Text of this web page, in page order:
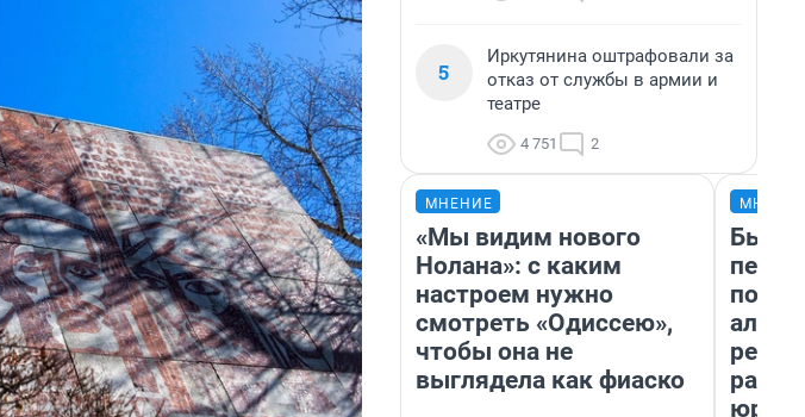
5
Иркутянина оштрафовали за
отказ от службы в армии и
театре
4 751 2
МНЕНИЕ
«Мы видим нового
Нолана»: с каким
настроем нужно
смотреть «Одиссею»,
чтобы она не
выглядела как фиаско
Был